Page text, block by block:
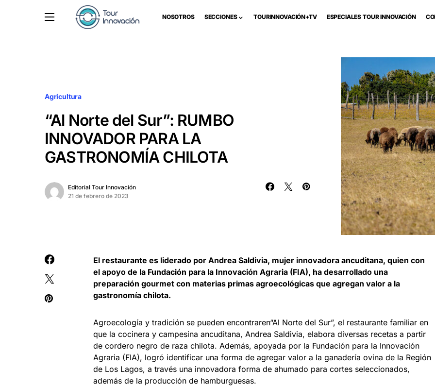
NOSOTROS SECCIONES TOURINNOVACIÓN+TV ESPECIALES TOUR INNOVACIÓN
Agricultura
“Al Norte del Sur”: RUMBO
INNOVADOR PARA LA
GASTRONOMÍA CHILOTA
Editorial Tour Innovación
21 de febrero de 2023
El restaurante es liderado por Andrea Saldivia, mujer innovadora ancuditana, quien con
el apoyo de la Fundación para la Innovación Agraria (FIA), ha desarrollado una
preparación gourmet con materias primas agroecológicas que agregan valor a la
gastronomía chilota.
Agroecología y tradición se pueden encontraren“Al Norte del Sur”, el restaurante familiar en
que la cocinera y campesina ancuditana, Andrea Saldivia, elabora diversas recetas a partir
de cordero negro de raza chilota. Además, apoyada por la Fundación para la Innovación
Agraria (FIA), logró identificar una forma de agregar valor a la ganadería ovina de la Región
de Los Lagos, a través una innovadora forma de ahumado para cortes seleccionados,
además de la producción de hamburguesas.